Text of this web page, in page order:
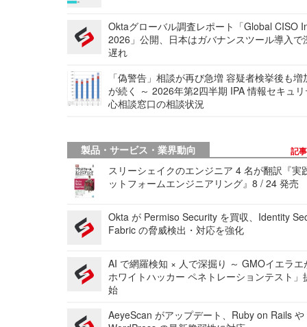
Oktaグローバル調査レポート「Global CISO
2026」公開、日本はガバナンスツール導入で
遅れ
「偽警告」相談が再び急増 容疑者検挙後も増
が続く ～ 2026年第2四半期 IPA 情報セキュ
心相談窓口の相談状況
製品・サービス・業界動向 記
スリーシェイクのエンジニア 4 名が翻訳『実
ットフォームエンジニアリング』8 / 24 発売
Okta が Permiso Security を買収、Identity
Fabric の脅威検出・対応を強化
AI で網羅検知 × 人で深掘り ～ GMOイエラエ
ホワイトハッカー ペネトレーションテスト」
始
AeyeScan がアップデート、Ruby on Rails や